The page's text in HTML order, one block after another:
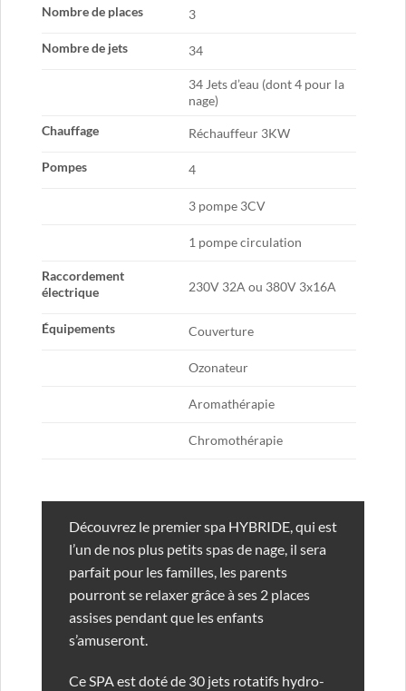
Nombre de places 3
Nombre de jets 34
34 Jets d’eau (dont 4 pour la
nage)
Chauffage
Réchauffeur 3KW
Pompes 4
3 pompe 3CV
1 pompe circulation
Raccordement
électrique
230V 32A ou 380V 3x16A
Équipements Couverture
Ozonateur
Aromathérapie
Chromothérapie
Découvrez le premier spa HYBRIDE, qui est
l’un de nos plus petits spas de nage, il sera
parfait pour les familles, les parents
pourront se relaxer grâce à ses 2 places
assises pendant que les enfants
s’amuseront.
Ce SPA est doté de 30 jets rotatifs hydro-